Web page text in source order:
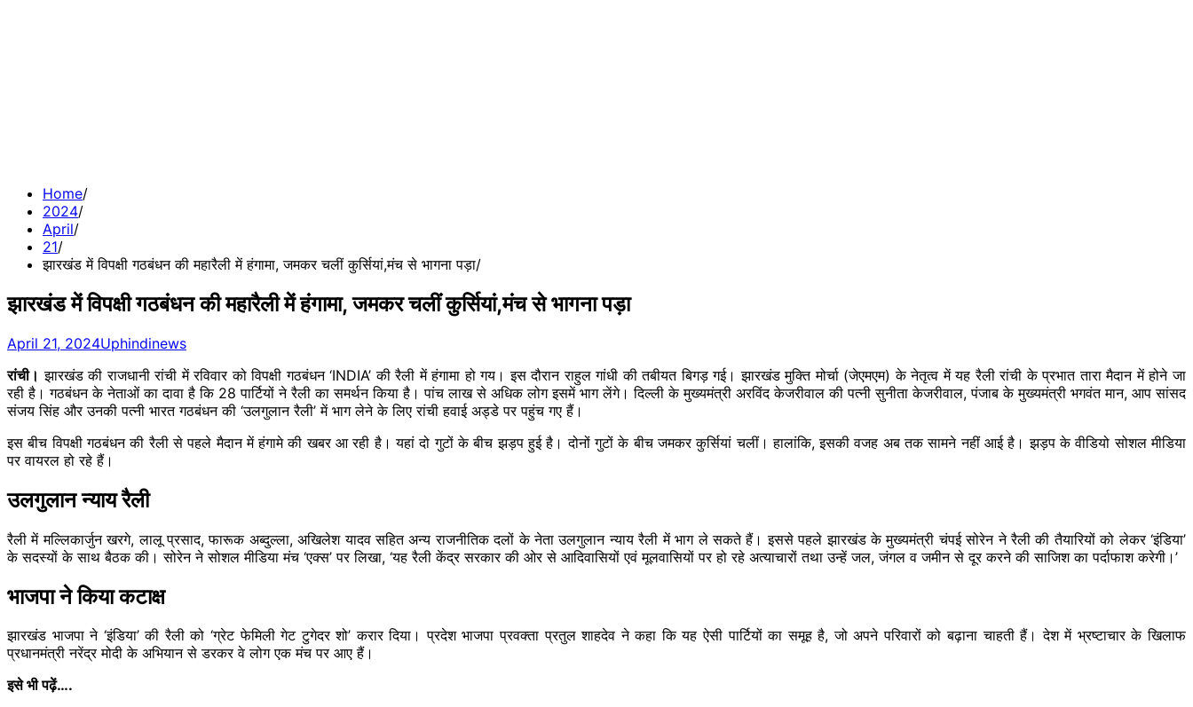
Home
2024
April
21
झारखंड में विपक्षी गठबंधन की महारैली में हंगामा, जमकर चलीं कुर्सियां,मंच से भागना पड़ा
झारखंड में विपक्षी गठबंधन की महारैली में हंगामा, जमकर चलीं कुर्सियां,मंच से भागना पड़ा
April 21, 2024Uphindinews
रांची। झारखंड की राजधानी रांची में रविवार को विपक्षी गठबंधन ‘INDIA’ की रैली में हंगामा हो गय। इस दौरान राहुल गांधी की तबीयत बिगड़ गई। झारखंड मुक्ति मोर्चा (जेएमएम) के नेतृत्व में यह रैली रांची के प्रभात तारा मैदान में होने जा
रही है। गठबंधन के नेताओं का दावा है कि 28 पार्टियों ने रैली का समर्थन किया है। पांच लाख से अधिक लोग इसमें भाग लेंगे। दिल्ली के मुख्यमंत्री अरविंद केजरीवाल की पत्नी सुनीता केजरीवाल, पंजाब के मुख्यमंत्री भगवंत मान, आप सांसद
संजय सिंह और उनकी पत्नी भारत गठबंधन की ‘उलगुलान रैली’ में भाग लेने के लिए रांची हवाई अड्डे पर पहुंच गए हैं।
इस बीच विपक्षी गठबंधन की रैली से पहले मैदान में हंगामे की खबर आ रही है। यहां दो गुटों के बीच झड़प हुई है। दोनों गुटों के बीच जमकर कुर्सियां चलीं। हालांकि, इसकी वजह अब तक सामने नहीं आई है। झड़प के वीडियो सोशल मीडिया
पर वायरल हो रहे हैं।
उलगुलान न्याय रैली
रैली में मल्लिकार्जुन खरगे, लालू प्रसाद, फारूक अब्दुल्ला, अखिलेश यादव सहित अन्य राजनीतिक दलों के नेता उलगुलान न्याय रैली में भाग ले सकते हैं। इससे पहले झारखंड के मुख्यमंत्री चंपई सोरेन ने रैली की तैयारियों को लेकर ‘इंडिया’
के सदस्यों के साथ बैठक की। सोरेन ने सोशल मीडिया मंच ‘एक्स’ पर लिखा, ‘यह रैली केंद्र सरकार की ओर से आदिवासियों एवं मूलवासियों पर हो रहे अत्याचारों तथा उन्हें जल, जंगल व जमीन से दूर करने की साजिश का पर्दाफाश करेगी।’
भाजपा ने किया कटाक्ष
झारखंड भाजपा ने ‘इंडिया’ की रैली को ‘ग्रेट फेमिली गेट टुगेदर शो’ करार दिया। प्रदेश भाजपा प्रवक्ता प्रतुल शाहदेव ने कहा कि यह ऐसी पार्टियों का समूह है, जो अपने परिवारों को बढ़ाना चाहती हैं। देश में भ्रष्टाचार के खिलाफ
प्रधानमंत्री नरेंद्र मोदी के अभियान से डरकर वे लोग एक मंच पर आए हैं।
इसे भी पढ़ें….